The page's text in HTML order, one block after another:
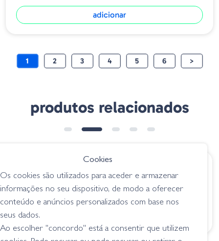
adicionar
1 2 3 4 5 6 >
produtos relacionados
€ 12.70
Gary Yamamoto
Thin Senko 021Black
Blue Flake
senkos
Amostra Stick 04-
0201 Watermelon
Seed
Cookies
Os cookies são utilizados para aceder e armazenar
informações no seu dispositivo, de modo a oferecer
conteúdo e anúncios personalizados com base nos
seus dados.
Ao escolher "concordo" está a consentir que utilizem